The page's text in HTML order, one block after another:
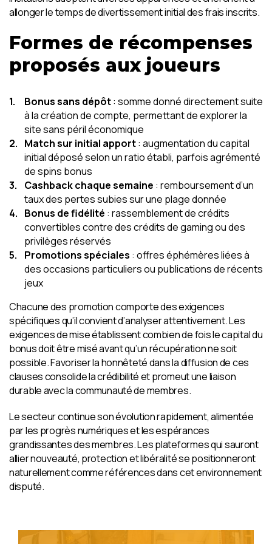
allonger le temps de divertissement initial des frais inscrits.
Formes de récompenses
proposés aux joueurs
Bonus sans dépôt: somme donné directement suite
à la création de compte, permettant de explorer la
site sans péril économique
Match sur initial apport: augmentation du capital
initial déposé selon un ratio établi, parfois agrémenté
de spins bonus
Cashback chaque semaine : remboursement d’un
taux des pertes subies sur une plage donnée
Bonus de fidélité : rassemblement de crédits
convertibles contre des crédits de gaming ou des
privilèges réservés
Promotions spéciales : offres éphémères liées à
des occasions particuliers ou publications de récents
jeux
Chacune des promotion comporte des exigences
spécifiques qu’il convient d’analyser attentivement. Les
exigences de mise établissent combien de fois le capital du
bonus doit être misé avant qu’un récupération ne soit
possible. Favoriser la honnêteté dans la diffusion de ces
clauses consolide la crédibilité et promeut une liaison
durable avec la communauté de membres.
Le secteur continue son évolution rapidement, alimentée
par les progrès numériques et les espérances
grandissantes des membres. Les plateformes qui sauront
allier nouveauté, protection et libéralité se positionneront
naturellement comme références dans cet environnement
disputé.